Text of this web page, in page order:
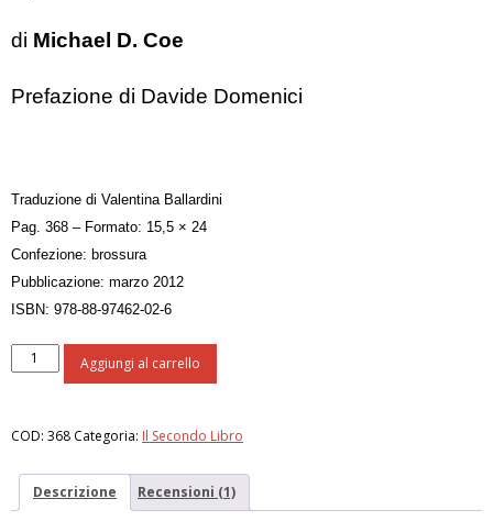
di Michael D. Coe
Prefazione di Davide Domenici
Traduzione di Valentina Ballardini
Pag. 368 – Formato: 15,5 × 24
Confezione: brossura
Pubblicazione: marzo 2012
ISBN: 978-88-97462-02-6
soluzione
maya
Aggiungi al carrello
COD: 368 Categoria: Il Secondo Libro
Descrizione Recensioni (1)